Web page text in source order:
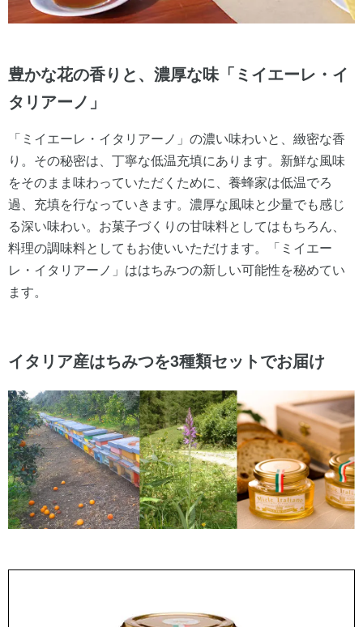
豊かな花の香りと、濃厚な味「ミイエーレ・イ
タリアーノ」
「ミイエーレ・イタリアーノ」の濃い味わいと、緻密な香
り。その秘密は、丁寧な低温充填にあります。新鮮な風味
をそのまま味わっていただくために、養蜂家は低温でろ
過、充填を行なっていきます。濃厚な風味と少量でも感じ
る深い味わい。お菓子づくりの甘味料としてはもちろん、
料理の調味料としてもお使いいただけます。「ミイエー
レ・イタリアーノ」ははちみつの新しい可能性を秘めてい
ます。
イタリア産はちみつを3種類セットでお届け